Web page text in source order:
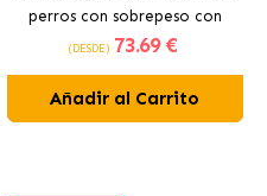
perros con sobrepeso con
pollo fresco
(DESDE) 73.69 €
Añadir al Carrito